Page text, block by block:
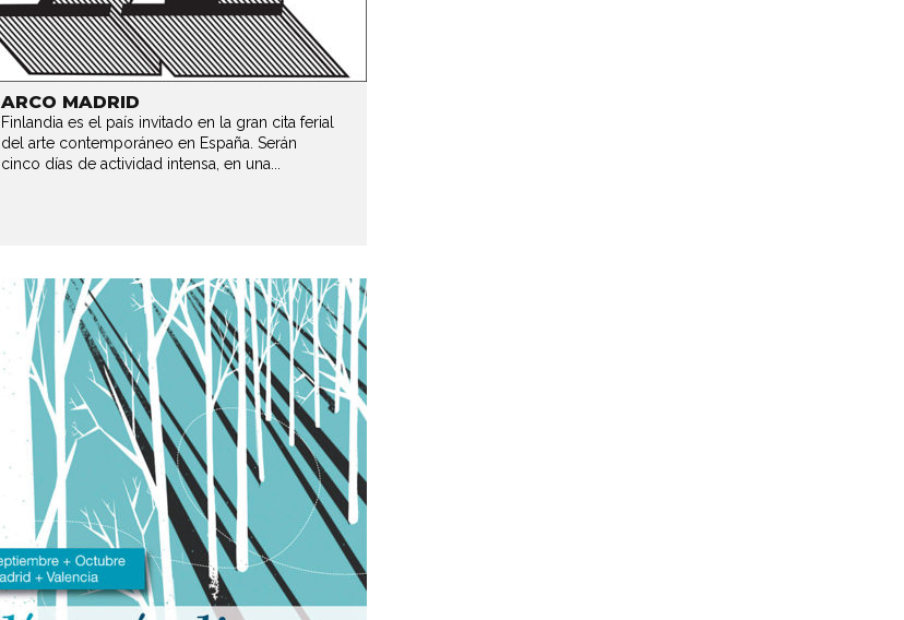
ARCO MADRID
Finlandia es el país invitado en la gran cita ferial
del arte contemporáneo en España. Serán
cinco días de actividad intensa, en una...